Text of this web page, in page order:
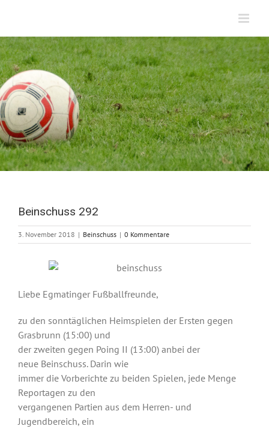
springen
Beinschuss 292
3. November 2018 | Beinschuss | 0 Kommentare
Liebe Egmatinger Fußballfreunde,
zu den sonntäglichen Heimspielen der Ersten gegen
Grasbrunn (15:00) und
der zweiten gegen Poing II (13:00) anbei der
neue Beinschuss. Darin wie
immer die Vorberichte zu beiden Spielen, jede Menge
Reportagen zu den
vergangenen Partien aus dem Herren- und
Jugendbereich, ein